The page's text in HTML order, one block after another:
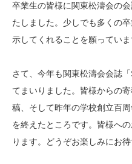
卒業生の皆様に関東松濤会の
たしました。少しでも多くの
示してくれることを願っていま
さて、今年も関東松濤会会誌
てまいりました。皆様からの
稿、そして昨年の学校創立百
を終えたところです。皆様へ
ります。どうぞお楽しみにお待